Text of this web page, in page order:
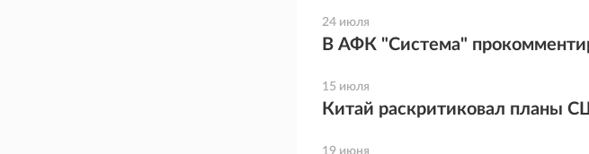
24 июля
В АФК "Система"
15 июля
Китай раскритиковал планы
19 июня